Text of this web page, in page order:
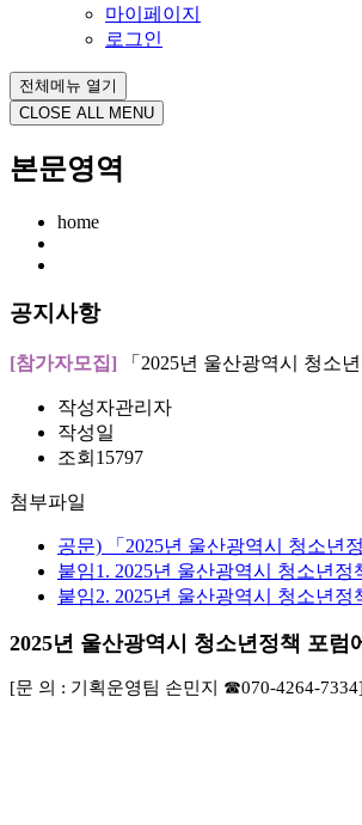
마이페이지
로그인
전체메뉴 열기
CLOSE ALL MENU
본문영역
home
공지사항
[참가자모집] 「2025년 울산광역시 청소
작성자관리자
작성일
조회 15797
첨부파일
공문) 「2025년 울산광역시 청소년
붙임1. 2025년 울산광역시 청소년
붙임2. 2025년 울산광역시 청소년
2025년 울산광역시 청소년정책 포
[문 의 : 기획운영팀 손민지 ☎070-4264-7334]